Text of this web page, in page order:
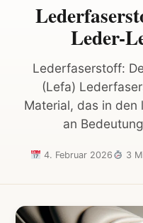
Leder-
Lederfaserstoff:
(Lefa)
Material, das in den
an
4. Februar 2026 3